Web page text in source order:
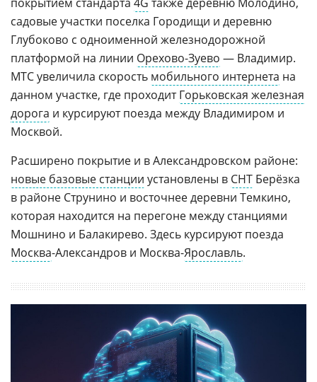
садовые участки поселка Городищи и деревню
Глубоково с одноименной железнодорожной
платформой на линии Орехово-Зуево — Владимир.
МТС увеличила скорость мобильного интернета на
данном участке, где проходитГорьковская железная
дорога и курсируют поезда между Владимиром и
Москвой.
Расширено покрытие и в Александровском районе:
новые базовые станции установлены в СНТ Берёзка
в районе Струнино и восточнее деревни Темкино,
которая находится на перегоне между станциями
Мошнино и Балакирево. Здесь курсируют поезда
Москва-Александров и Москва-Ярославль.